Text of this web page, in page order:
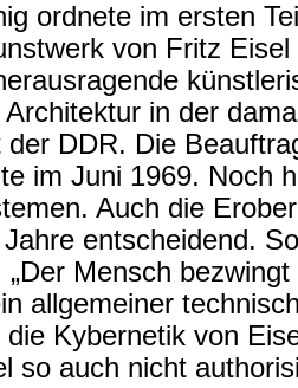
ordnete im ersten
von Fritz
in der
DDR. Die
im Juni 1969. Noch
Auch die
entscheidend.
Mensch
allgemeiner
Kybernetik von
so auch nicht